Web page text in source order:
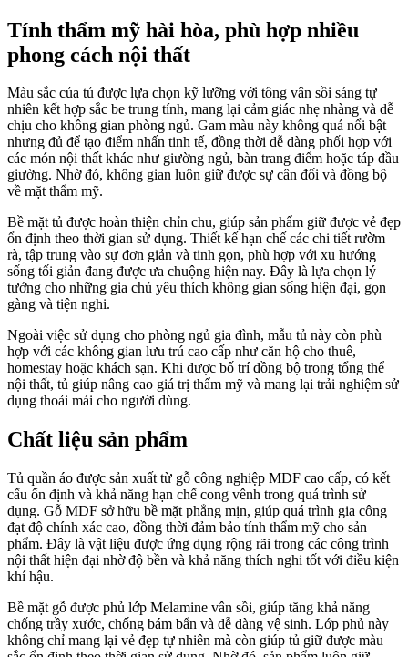
Tính thẩm mỹ hài hòa, phù hợp nhiều
phong cách nội thất
Màu sắc của tủ được lựa chọn kỹ lưỡng với tông vân sồi sáng tự
nhiên kết hợp sắc be trung tính, mang lại cảm giác nhẹ nhàng và dễ
chịu cho không gian phòng ngủ. Gam màu này không quá nổi bật
nhưng đủ để tạo điểm nhấn tinh tế, đồng thời dễ dàng phối hợp với
các món nội thất khác như giường ngủ, bàn trang điểm hoặc táp đầu
giường. Nhờ đó, không gian luôn giữ được sự cân đối và đồng bộ
về mặt thẩm mỹ.
Bề mặt tủ được hoàn thiện chỉn chu, giúp sản phẩm giữ được vẻ đẹp
ổn định theo thời gian sử dụng. Thiết kế hạn chế các chi tiết rườm
rà, tập trung vào sự đơn giản và tinh gọn, phù hợp với xu hướng
sống tối giản đang được ưa chuộng hiện nay. Đây là lựa chọn lý
tưởng cho những gia chủ yêu thích không gian sống hiện đại, gọn
gàng và tiện nghi.
Ngoài việc sử dụng cho phòng ngủ gia đình, mẫu tủ này còn phù
hợp với các không gian lưu trú cao cấp như căn hộ cho thuê,
homestay hoặc khách sạn. Khi được bố trí đồng bộ trong tổng thể
nội thất, tủ giúp nâng cao giá trị thẩm mỹ và mang lại trải nghiệm sử
dụng thoải mái cho người dùng.
Chất liệu sản phẩm
Tủ quần áo được sản xuất từ gỗ công nghiệp MDF cao cấp, có kết
cấu ổn định và khả năng hạn chế cong vênh trong quá trình sử
dụng. Gỗ MDF sở hữu bề mặt phẳng mịn, giúp quá trình gia công
đạt độ chính xác cao, đồng thời đảm bảo tính thẩm mỹ cho sản
phẩm. Đây là vật liệu được ứng dụng rộng rãi trong các công trình
nội thất hiện đại nhờ độ bền và khả năng thích nghi tốt với điều kiện
khí hậu.
Bề mặt gỗ được phủ lớp Melamine vân sồi, giúp tăng khả năng
chống trầy xước, chống bám bẩn và dễ dàng vệ sinh. Lớp phủ này
không chỉ mang lại vẻ đẹp tự nhiên mà còn giúp tủ giữ được màu